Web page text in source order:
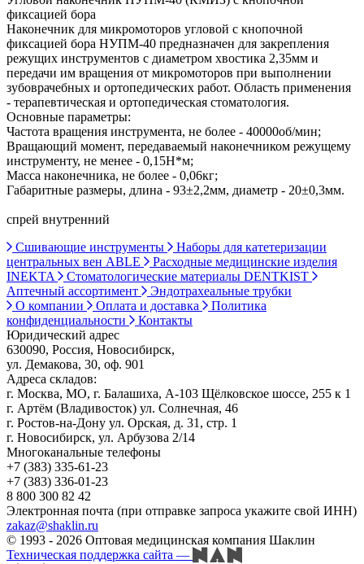
фиксацией бора
Наконечник для микромоторов угловой с кнопочной
фиксацией бора НУПМ-40 предназначен для закрепления
режущих инструментов с диаметром хвостика 2,35мм и
передачи им вращения от микромоторов при выполнении
зубоврачебных и ортопедических работ. Область применения
- терапевтическая и ортопедическая стоматология.
Основные параметры:
Частота вращения инструмента, не более - 40000об/мин;
Вращающий момент, передаваемый наконечником режущему
инструменту, не менее - 0,15Н*м;
Масса наконечника, не более - 0,06кг;
Габаритные размеры, длина - 93±2,2мм, диаметр - 20±0,3мм.
спрей внутренний
Сшивающие инструменты
Наборы для катетеризации
центральных вен ABLE
Расходные медицинские изделия
INEKTA
Стоматологические материалы DENTKIST
Аптечный ассортимент
Эндотрахеальные трубки
О компании
Оплата и доставка
Политика
конфиденциальности
Контакты
Юридический адрес
630090, Россия, Новосибирск,
ул. Демакова, 30, оф. 901
Адреса складов:
г. Москва, МО, г. Балашиха, А-103 Щёлковское шоссе, 255 к 1
г. Артём (Владивосток) ул. Солнечная, 46
г. Ростов-на-Дону ул. Орская, д. 31, стр. 1
г. Новосибирск, ул. Арбузова 2/14
Многоканальные телефоны
+7 (383) 335-61-23
+7 (383) 336-01-23
8 800 300 82 42
Электронная почта (при отправке запроса укажите свой ИНН)
zakaz@shaklin.ru
© 1993 - 2026 Оптовая медицинская компания Шаклин
Техническая поддержка сайта —